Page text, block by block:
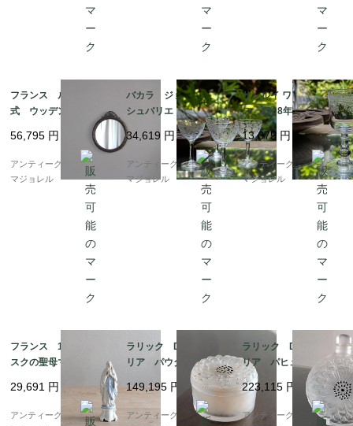
フランス ルイ16世様
式 ウッデンミラー 6
56,795 円
アンティークギャラリー
マジョレル
バカラ ジョルジュ・
シュバリエ フォント
ネー ローズ柄 グラ
ス 105mm 7952
34,619 円
アンティークギャラリー
マジョレル
サンルイ ワイングラ
ス 1908年カタログ掲
載 115mm 7954
13,675 円
アンティークギャラリー
マジョレル
フランス 19世紀 ビ
スクの聖母マリア像 7
29,691 円
アンティークギャラリー
ラリック Dahlia ダ
リア パウダーケー
149,195 円
アンティークギャラリー
ラリック Dahlia ダ
リア パヒュームボト
ル 香水瓶 7095
223,115 円
アンティークギャラリー